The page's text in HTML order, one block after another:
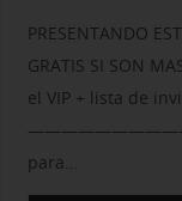
PRESENTANDO
GRATIS SI SON
el VIP + lista de
para…